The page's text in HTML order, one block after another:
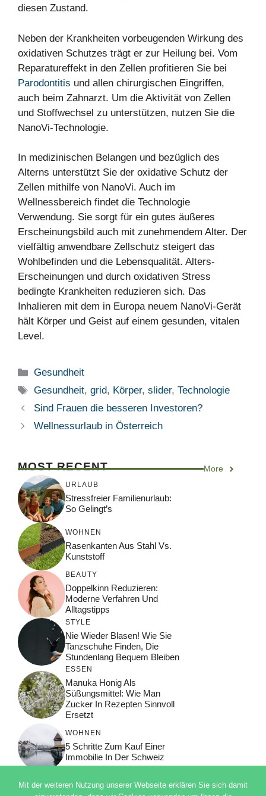
diesen Zustand.
Neben der Krankheiten vorbeugenden Wirkung des
oxidativen Schutzes trägt er zur Heilung bei. Vom
Reparatureffekt in den Zellen profitieren Sie bei
Parodontitis und allen chirurgischen Eingriffen,
auch beim Zahnarzt. Um die Aktivität von Zellen
und Stoffwechsel zu unterstützen, nutzen Sie die
NanoVi-Technologie.
In medizinischen Belangen und bezüglich des
Alterns unterstützt Sie der oxidative Schutz der
Zellen mithilfe von NanoVi. Auch im
Wellnessbereich findet die Technologie
Verwendung. Sie sorgt für ein gutes äußeres
Erscheinungsbild auch mit zunehmendem Alter. Der
vielfältig anwendbare Zellschutz steigert das
Wohlbefinden und die Lebensqualität. Alters-
Erscheinungen und durch oxidativen Stress
bedingte Krankheiten reduzieren sich. Das
Inhalieren mit dem in Europa neuem NanoVi-Gerät
hält Körper und Geist auf einem gesunden, vitalen
Level.
Kategorien
Gesundheit
Schlagwörter
Gesundheit,grid, Körper,slider,Technologie
Sind Frauen die besseren Investoren?
Wellnessurlaub in Österreich
MOST RECENT More
URLAUB
Stressfreier Familienurlaub:
So Gelingt’s
WOHNEN
Rasenkanten Aus Stahl Vs.
Kunststoff
BEAUTY
Doppelkinn Reduzieren:
Moderne Verfahren Und
Alltagstipps
STYLE
Nie Wieder Blasen! Wie Sie
Tanzschuhe Finden, Die
Stundenlang Bequem Bleiben
ESSEN
Manuka Honig Als
Süßungsmittel: Wie Man
Zucker In Rezepten Sinnvoll
Ersetzt
WOHNEN
5 Schritte Zum Kauf Einer
Immobilie In Der Schweiz
Mit der weiteren Nutzung unserer Webseite erklären Sie sich damit